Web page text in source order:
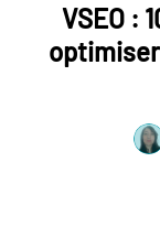
VSEO :